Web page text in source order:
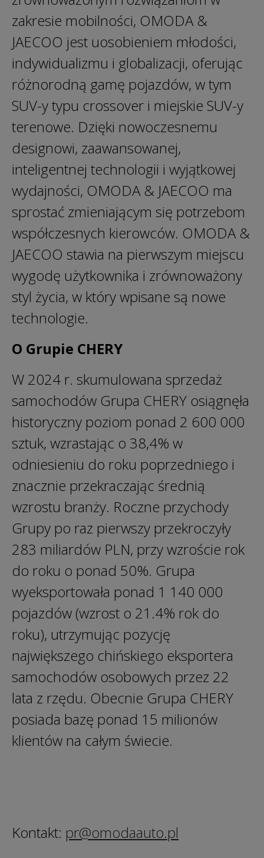
zakresie mobilności, OMODA &
JAECOO jest uosobieniem młodości,
indywidualizmu i globalizacji, oferując
różnorodną gamę pojazdów, w tym
SUV-y typu crossover i miejskie SUV-y
terenowe. Dzięki nowoczesnemu
designowi, zaawansowanej,
inteligentnej technologii i wyjątkowej
wydajności, OMODA & JAECOO ma
sprostać zmieniającym się potrzebom
współczesnych kierowców. OMODA &
JAECOO stawia na pierwszym miejscu
wygodę użytkownika i zrównoważony
styl życia, w który wpisane są nowe
technologie.
O Grupie CHERY
W 2024 r. skumulowana sprzedaż
samochodów Grupa CHERY osiągnęła
historyczny poziom ponad 2 600 000
sztuk, wzrastając o 38,4% w
odniesieniu do roku poprzedniego i
znacznie przekraczając średnią
wzrostu branży. Roczne przychody
Grupy po raz pierwszy przekroczyły
283 miliardów PLN, przy wzroście rok
do roku o ponad 50%. Grupa
wyeksportowała ponad 1 140 000
pojazdów (wzrost o 21.4% rok do
roku), utrzymując pozycję
największego chińskiego eksportera
samochodów osobowych przez 22
lata z rzędu. Obecnie Grupa CHERY
posiada bazę ponad 15 milionów
klientów na całym świecie.
Kontakt: pr@omodaauto.pl